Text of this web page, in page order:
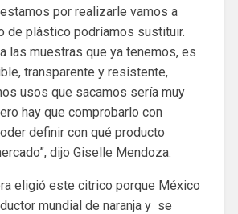
por realizarle vamos a
de plástico podríamos sustituir.
las muestras que ya tenemos, es
transparente y resistente,
usos que sacamos sería muy
hay que comprobarlo con
definir con qué producto
dijo Giselle Mendoza.
eligió este citrico porque México
mundial de naranja y se